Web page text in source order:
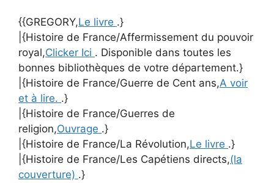
{{GREGORY,Le livre .}
|{Histoire de France/Affermissement du pouvoir
royal,Clicker Ici . Disponible dans toutes les
bonnes bibliothèques de votre département.}
|{Histoire de France/Guerre de Cent ans,A voir
et à lire. .}
|{Histoire de France/Guerres de
religion,Ouvrage .}
|{Histoire de France/La Révolution,Le livre .}
|{Histoire de France/Les Capétiens directs,(la
couverture) .}